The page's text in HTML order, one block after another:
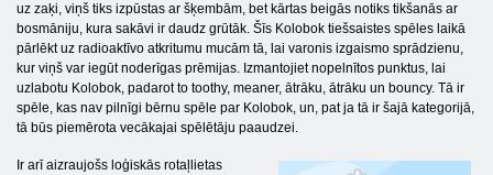
uz zaķi, viņš tiks izpūstas ar šķembām, bet kārtas beigās notiks tikšanās ar
bosmāniju, kura sakāvi ir daudz grūtāk. Šīs Kolobok tiešsaistes spēles laikā
pārlēkt uz radioaktīvo atkritumu mucām tā, lai varonis izgaismo sprādzienu,
kur viņš var iegūt noderīgas prēmijas. Izmantojiet nopelnītos punktus, lai
uzlabotu Kolobok, padarot to toothy, meaner, ātrāku, ātrāku un bouncy. Tā ir
spēle, kas nav pilnīgi bērnu spēle par Kolobok, un, pat ja tā ir šajā kategorijā,
tā būs piemērota vecākajai spēlētāju paaudzei.
Ir arī aizraujošs loģiskās rotaļlietas